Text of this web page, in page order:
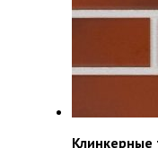
Клинкерные